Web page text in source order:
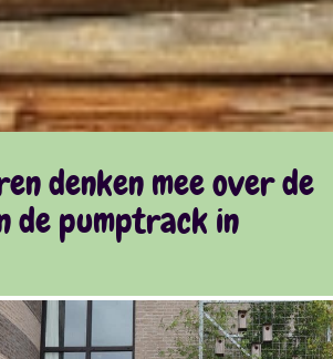
denken mee over de
de pumptrack in